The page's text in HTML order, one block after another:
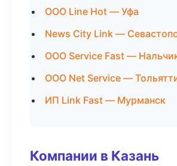
ООО Line Hot — Уфа
News City Link —
ООО Service Fast —
ООО Net Service —
ИП Link Fast — Мурманск
Компании в Казань